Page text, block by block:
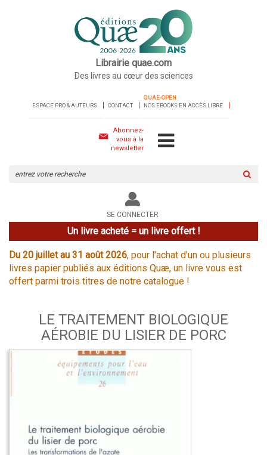
Librairie quae.com
Des livres au cœur des sciences
ESPACE PRO & AUTEURS CONTACT
QUAE-OPEN
NOS EBOOKS EN ACCÈS LIBRE
Abonnez-
vous à la
newsletter
le
site
SE CONNECTER
Un livre acheté = un livre offert !
Du 20 juillet au 31 août 2026, pour l'achat d'un ou plusieurs
livres papier publiés aux éditions Quæ, un livre vous est
offert parmi trois titres de notre catalogue !
LE TRAITEMENT BIOLOGIQUE
AÉROBIE DU LISIER DE PORC